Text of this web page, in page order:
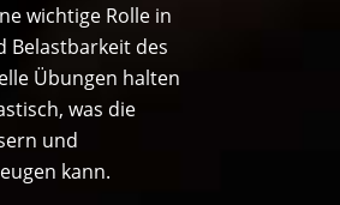
wichtige Rolle in
Belastbarkeit des
Übungen halten
was die
und
kann.